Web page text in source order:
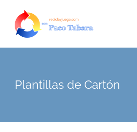
content
Plantillas de Cartón